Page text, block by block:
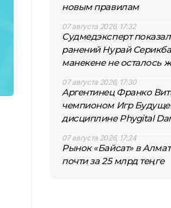
новым правилам
07 августа 2026, 17:32
Судмедэксперт
ранений Нурай
манекене не осталось
07 августа 2026, 17:30
Аргентинец Франко
чемпионом Игр
дисциплине Phygital
07 августа 2026, 17:24
Рынок «Байсат» в
почти за 25 млрд теңге